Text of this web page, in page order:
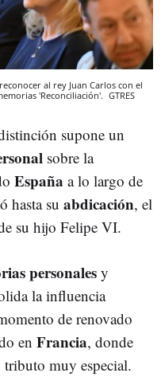
al rey Juan Carlos con el
'Reconciliación'. GTRES
supone un
sobre la
España a lo largo de
hasta su abdicación, el
su hijo Felipe VI.
personales y
la influencia
de renovado
en Francia, donde
tributo muy especial.